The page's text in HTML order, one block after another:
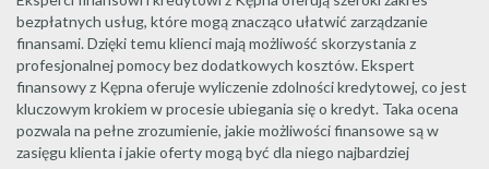
bezpłatnych usług, które mogą znacząco ułatwić zarządzanie
finansami. Dzięki temu klienci mają możliwość skorzystania z
profesjonalnej pomocy bez dodatkowych kosztów. Ekspert
finansowy z Kępna oferuje wyliczenie zdolności kredytowej, co jest
kluczowym krokiem w procesie ubiegania się o kredyt. Taka ocena
pozwala na pełne zrozumienie, jakie możliwości finansowe są w
zasięgu klienta i jakie oferty mogą być dla niego najbardziej